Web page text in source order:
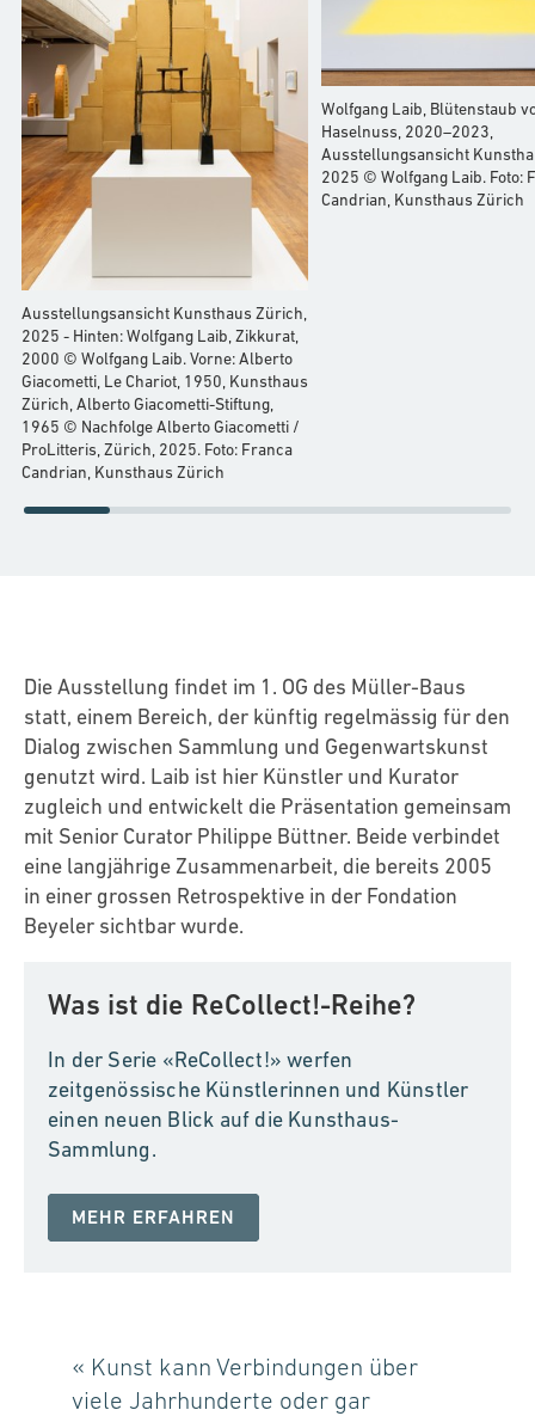
Ausstellungsansicht Kunsthaus Zürich,
2025 - Hinten: Wolfgang Laib, Zikkurat,
2000 © Wolfgang Laib. Vorne: Alberto
Giacometti, Le Chariot, 1950, Kunsthaus
Zürich, Alberto Giacometti-Stiftung,
1965 © Nachfolge Alberto Giacometti /
ProLitteris, Zürich, 2025. Foto: Franca
Candrian, Kunsthaus Zürich
Wolfgang Laib, Blütenstaub
Haselnuss, 2020–2023,
Ausstellungsansicht
2025 © Wolfgang Laib. Foto:
Candrian, Kunsthaus Zürich
Was ist die ReCollect!-Reihe?
In der Serie «ReCollect!» werfen
zeitgenössische Künstlerinnen und Künstler
einen neuen Blick auf die Kunsthaus-
Sammlung.
MEHR ERFAHREN
Die Ausstellung findet im 1. OG des Müller-Baus
statt, einem Bereich, der künftig regelmässig für den
Dialog zwischen Sammlung und Gegenwartskunst
genutzt wird. Laib ist hier Künstler und Kurator
zugleich und entwickelt die Präsentation gemeinsam
mit Senior Curator Philippe Büttner. Beide verbindet
eine langjährige Zusammenarbeit, die bereits 2005
in einer grossen Retrospektive in der Fondation
Beyeler sichtbar wurde.
« Kunst kann Verbindungen über
viele Jahrhunderte oder gar